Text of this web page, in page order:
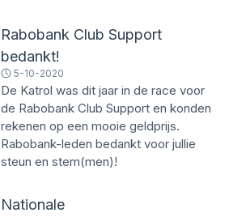
Rabobank Club Support
bedankt!
5-10-2020
De Katrol was dit jaar in de race voor
de Rabobank Club Support en konden
rekenen op een mooie geldprijs.
Rabobank-leden bedankt voor jullie
steun en stem(men)!
Nationale